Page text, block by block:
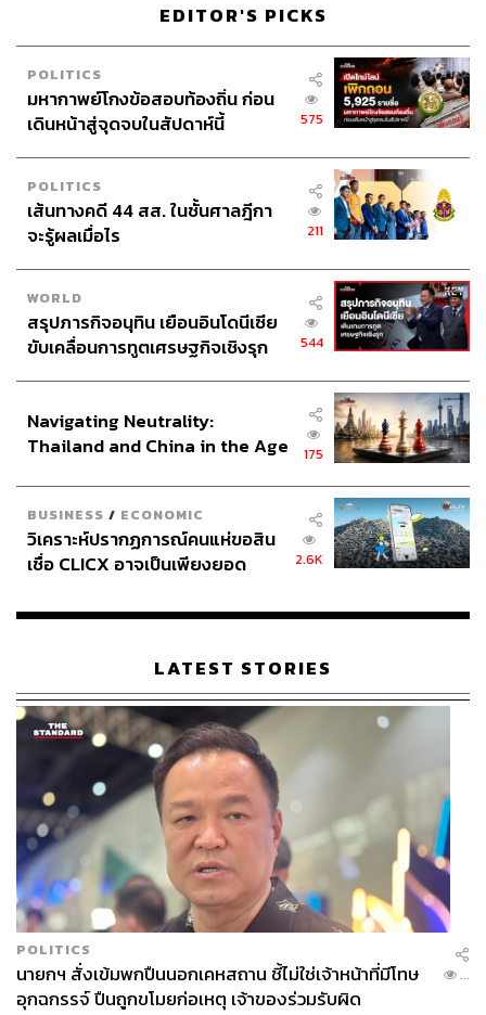
EDITOR'S PICKS
POLITICS
มหากาพย์โกงข้อสอบท้องถิ่น ก่อน
เดินหน้าสู่จุดจบในสัปดาห์นี้
575
POLITICS
เส้นทางคดี 44 สส. ในชั้นศาลฎีกา
จะรู้ผลเมื่อไร
211
WORLD
สรุปภารกิจอนุทิน เยือนอินโดนีเซีย
ขับเคลื่อนการทูตเศรษฐกิจเชิงรุก
544
Navigating Neutrality:
Thailand and China in the Age
175
BUSINESS / ECONOMIC
วิเคราะห์ปรากฏการณ์คนแห่ขอสิน
เชื่อ CLICX อาจเป็นเพียงยอด
เรือนไทยที่ถูกซุกไว้
2.6K
LATEST STORIES
POLITICS
นายกฯ สั่งเข้มพกปืนนอกเคหสถาน ชี้ไม่ใช่เจ้าหน้าที่มีโทษ
อุกฉกรรจ์ ปืนถูกขโมยก่อเหตุ เจ้าของร่วมรับผิด
...